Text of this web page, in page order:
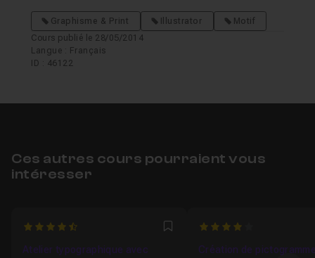
Graphisme & Print Illustrator
Motif
Cours publié le 28/05/2014
Langue : Français
ID : 46122
Ces autres cours pourraient vous
intéresser
4.75 Favori
Atelier typographique avec
4
Création de